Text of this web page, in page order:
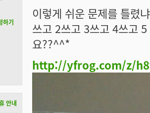
이렇게 쉬운 문제를 틀렸
쓰고 2쓰고 3쓰고 4쓰고
요??^^*
http://yfrog.com/z/
하기
Naver
안내